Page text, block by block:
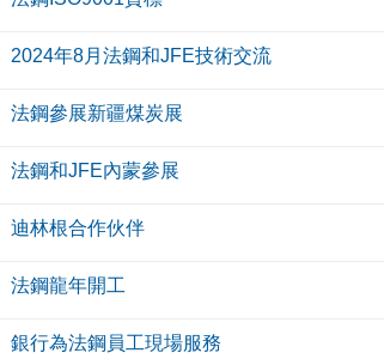
2024年8月法鋼和JFE技術交流
法鋼參展新疆煤炭展
法鋼和JFE內蒙參展
迪林根合作伙伴
法鋼龍年開工
銀行為法鋼員工現場服務